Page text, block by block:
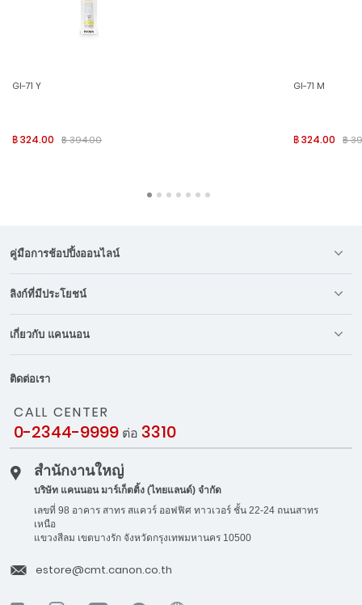
GI-71 Y
฿ 324.00 ฿ 394.00
GI-71 M
฿ 324.00 ฿
คู่มือการช้อปปิ้งออนไลน์
ลิงก์ที่มีประโยชน์
เกี่ยวกับ แคนนอน
ติดต่อเรา
CALL CENTER
0-2344-9999 ต่อ 3310
สำนักงานใหญ่
บริษัท แคนนอน มาร์เก็ตติ้ง (ไทยแลนด์) จำกัด
เลขที่ 98 อาคาร สาทร สแควร์ ออฟฟิศ ทาวเวอร์ ชั้น 22-24 ถนนสาทร
เหนือ
แขวงสีลม เขตบางรัก จังหวัดกรุงเทพมหานคร 10500
estore@cmt.canon.co.th